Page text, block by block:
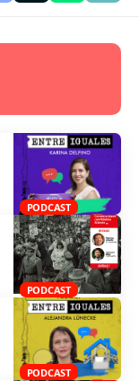
PODCAST
PODCAST
PODCAST